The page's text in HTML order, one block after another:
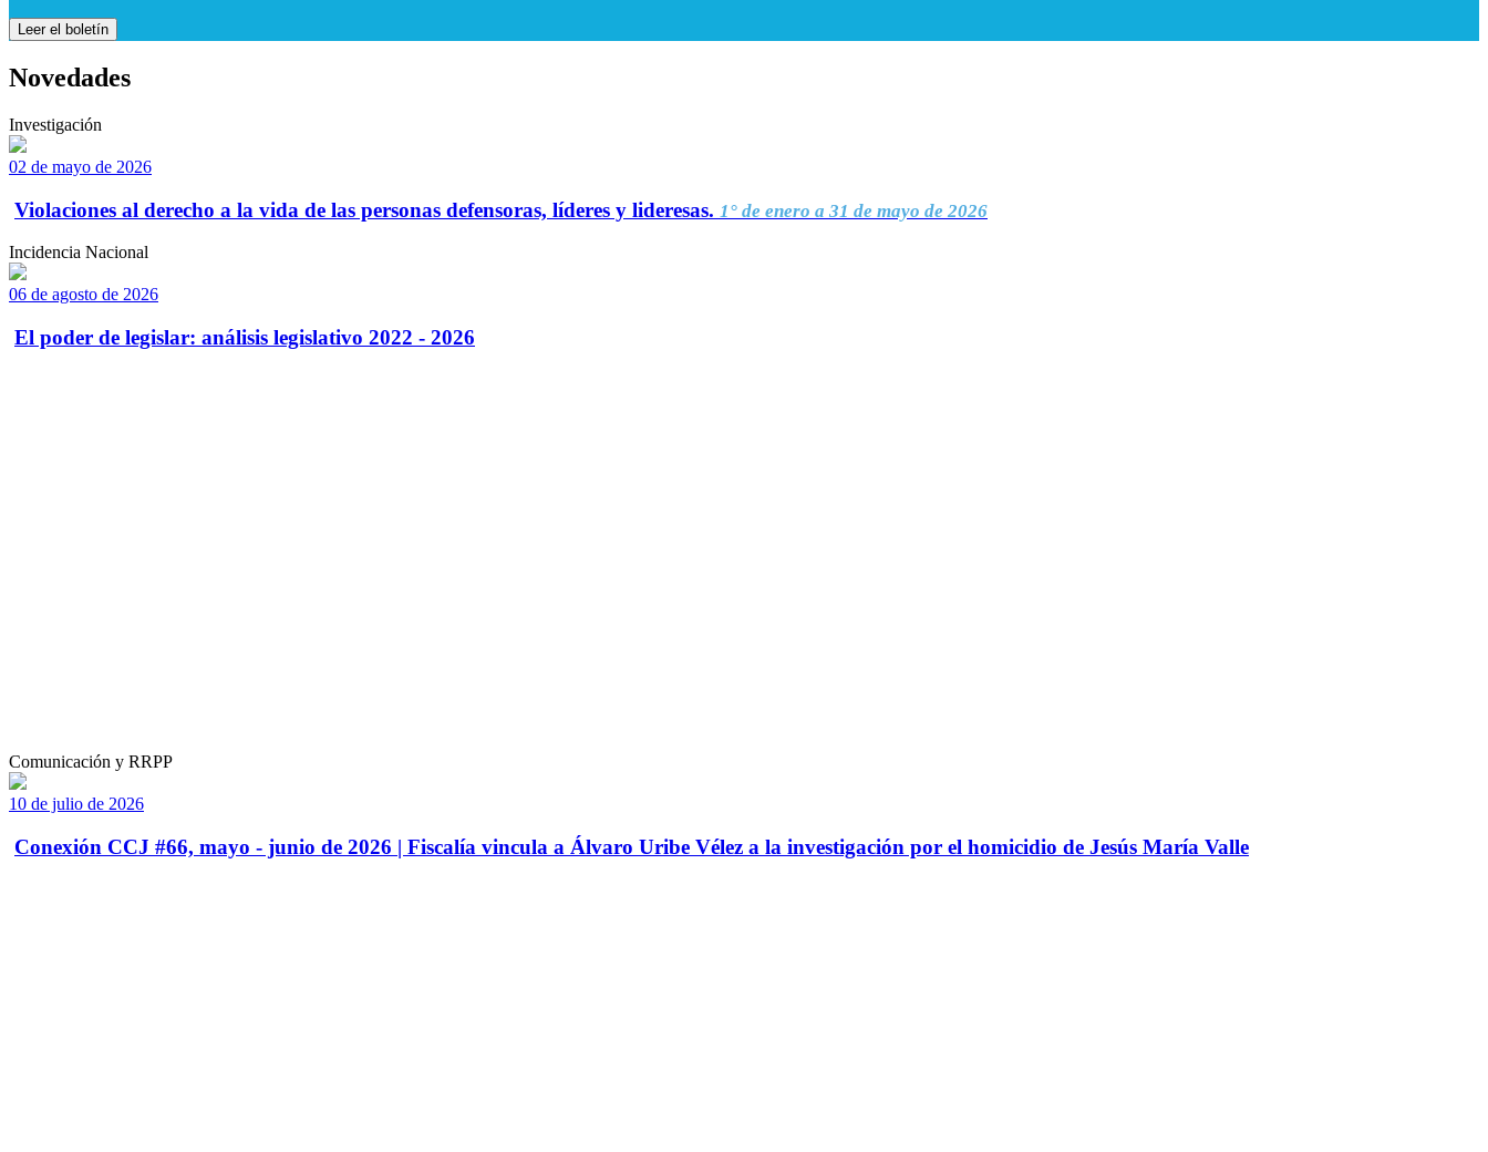
Leer el boletín
Novedades
Investigación
02 de mayo de 2026
Violaciones al derecho a la vida de las personas defensoras, líderes y lideresas. 1° de enero a 31 de mayo de 2026
Incidencia Nacional
06 de agosto de 2026
El poder de legislar: análisis legislativo 2022 - 2026
Comunicación y RRPP
10 de julio de 2026
Conexión CCJ #66, mayo - junio de 2026 | Fiscalía vincula a Álvaro Uribe Vélez a la investigación por el homicidio de Jesús María Valle